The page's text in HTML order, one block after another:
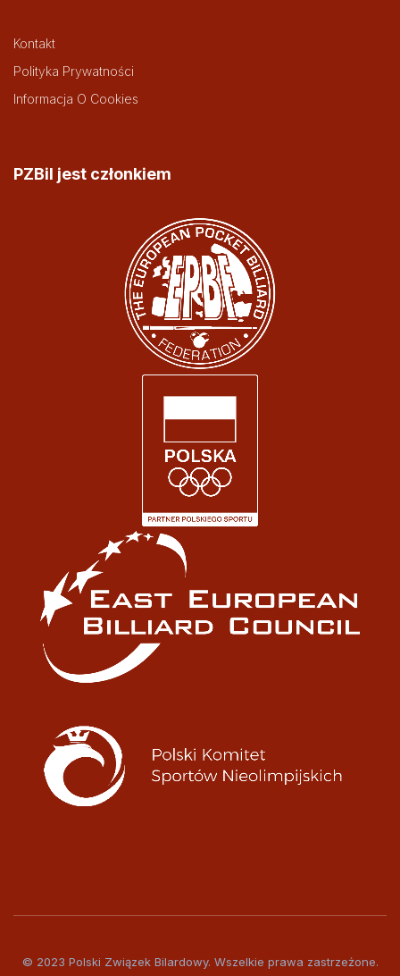
Kontakt
Polityka Prywatności
Informacja O Cookies
PZBil jest członkiem
© 2023 Polski Związek Bilardowy. Wszelkie prawa zastrzeżone.